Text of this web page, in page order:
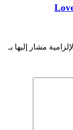
مشار إليها بـ